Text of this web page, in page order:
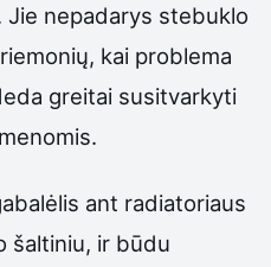
nepadarys stebuklo
kai problema
greitai susitvarkyti
ant radiatoriaus
šaltiniu, ir būdu